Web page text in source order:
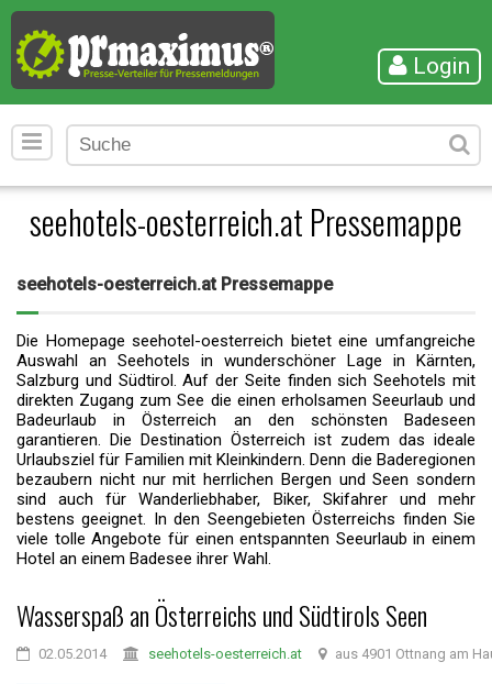
Login
seehotels-oesterreich.at Pressemappe
seehotels-oesterreich.at Pressemappe
Die Homepage seehotel-oesterreich bietet eine umfangreiche
Auswahl an Seehotels in wunderschöner Lage in Kärnten,
Salzburg und Südtirol. Auf der Seite finden sich Seehotels mit
direkten Zugang zum See die einen erholsamen Seeurlaub und
Badeurlaub in Österreich an den schönsten Badeseen
garantieren. Die Destination Österreich ist zudem das ideale
Urlaubsziel für Familien mit Kleinkindern. Denn die Baderegionen
bezaubern nicht nur mit herrlichen Bergen und Seen sondern
sind auch für Wanderliebhaber, Biker, Skifahrer und mehr
bestens geeignet. In den Seengebieten Österreichs finden Sie
viele tolle Angebote für einen entspannten Seeurlaub in einem
Hotel an einem Badesee ihrer Wahl.
Wasserspaß an Österreichs und Südtirols Seen
02.05.2014 seehotels-oesterreich.at aus 4901 Ottnang am